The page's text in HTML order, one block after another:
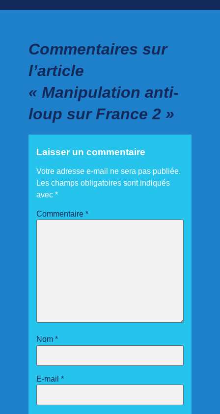
Commentaires sur
l’article
« Manipulation anti-
loup sur France 2 »
Laisser un commentaire
Votre adresse e-mail ne sera pas publiée.
Les champs obligatoires sont indiqués
avec *
Commentaire *
Nom *
E-mail *